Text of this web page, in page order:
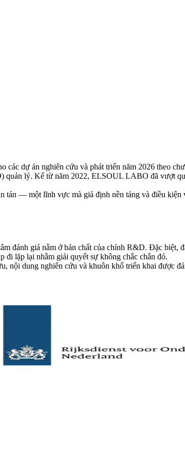
dự án nghiên cứu và phát triển năm 2026 theo
lý. Kể từ năm 2022, ELSOUL LABO đã vượt
tán — một lĩnh vực mà giả định nền tảng và điều
đánh giá nằm ở bản chất của chính R&D. Đặc biệt,
đi lặp lại nhằm giải quyết sự không chắc chắn đó.
dung nghiên cứu và khuôn khổ triển khai được